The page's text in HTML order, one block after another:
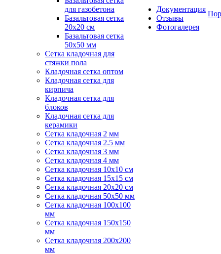
для газобетона
Базальтовая сетка
20x20 см
Базальтовая сетка
50x50 мм
Сетка кладочная для
стяжки пола
Кладочная сетка оптом
Кладочная сетка для
кирпича
Кладочная сетка для
блоков
Кладочная сетка для
керамики
Сетка кладочная 2 мм
Сетка кладочная 2.5 мм
Сетка кладочная 3 мм
Сетка кладочная 4 мм
Сетка кладочная 10x10 см
Сетка кладочная 15x15 см
Сетка кладочная 20x20 см
Сетка кладочная 50x50 мм
Сетка кладочная 100x100
мм
Сетка кладочная 150x150
мм
Сетка кладочная 200x200
мм
Документация
Отзывы
Фотогалерея